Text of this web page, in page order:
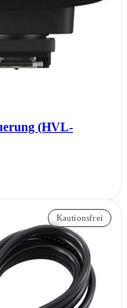
(HVL-
Kautionsfrei